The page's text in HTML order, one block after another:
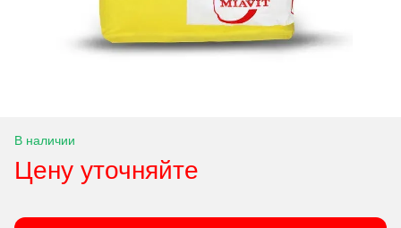
В наличии
Цену уточняйте